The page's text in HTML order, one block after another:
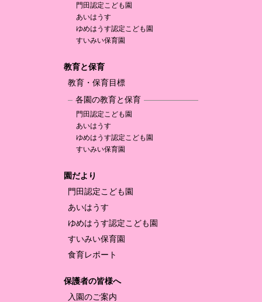
門田認定こども園
あいはうす
ゆめはうす認定こども園
すいみい保育園
教育と保育
教育・保育目標
各園の教育と保育
門田認定こども園
あいはうす
ゆめはうす認定こども園
すいみい保育園
園だより
門田認定こども園
あいはうす
ゆめはうす認定こども園
すいみい保育園
食育レポート
保護者の皆様へ
入園のご案内